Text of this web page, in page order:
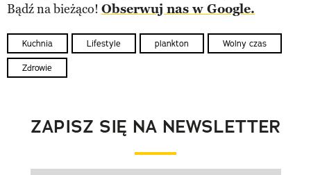
Bądź na bieżąco! Obserwuj nas w Google.
Kuchnia Lifestyle plankton Wolny czas
Zdrowie
ZAPISZ SIĘ NA NEWSLETTER